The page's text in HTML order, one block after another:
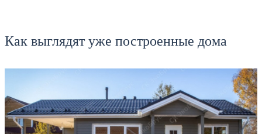
Как выглядят уже построенные дома